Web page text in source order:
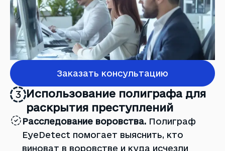
Заказать консультацию
3 Использование полиграфа для
раскрытия преступлений
Расследование воровства. Полиграф
EyeDetect помогает выяснить, кто
виноват в воровстве и куда исчезли